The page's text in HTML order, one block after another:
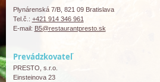
Plynárenská 7/B, 821 09 Bratislava
Tel.č.: +421 914 346 961
E-mail: B5@restaurantpresto.sk
Prevádzkovateľ
PRESTO, s.r.o.
Einsteinova 23